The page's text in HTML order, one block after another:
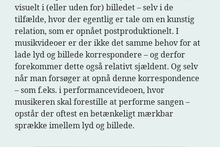
visuelt i (eller uden for) billedet – selv i de
tilfælde, hvor der egentlig er tale om en kunstig
relation, som er opnået postproduktionelt. I
musikvideoer er der ikke det samme behov for at
lade lyd og billede korrespondere – og derfor
forekommer dette også relativt sjældent. Og selv
når man forsøger at opnå denne korrespondence
– som f.eks. i performancevideoen, hvor
musikeren skal forestille at performe sangen –
opstår der oftest en betænkeligt mærkbar
sprække imellem lyd og billede.